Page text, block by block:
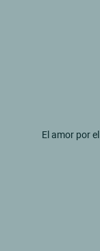
El amor por